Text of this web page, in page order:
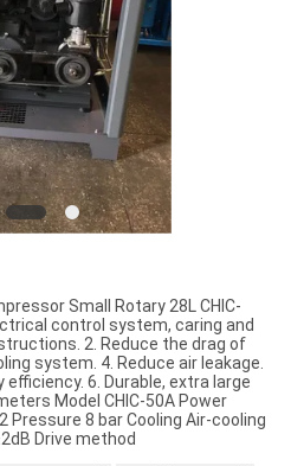
Small Rotary 28L CHIC-
control system, caring and
2. Reduce the drag of
system. 4. Reduce air leakage.
efficiency. 6. Durable, extra large
Model CHIC-50A Power
Pressure 8 bar Cooling Air-cooling
Drive method